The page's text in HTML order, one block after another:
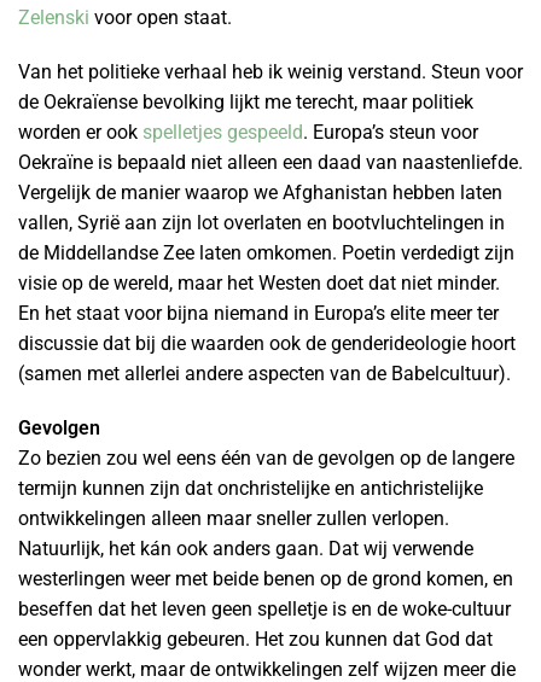
Zelenski voor open staat.
Van het politieke verhaal heb ik weinig verstand. Steun voor
de Oekraïense bevolking lijkt me terecht, maar politiek
worden er ook spelletjes gespeeld. Europa’s steun voor
Oekraïne is bepaald niet alleen een daad van naastenliefde.
Vergelijk de manier waarop we Afghanistan hebben laten
vallen, Syrië aan zijn lot overlaten en bootvluchtelingen in
de Middellandse Zee laten omkomen. Poetin verdedigt zijn
visie op de wereld, maar het Westen doet dat niet minder.
En het staat voor bijna niemand in Europa’s elite meer ter
discussie dat bij die waarden ook de genderideologie hoort
(samen met allerlei andere aspecten van de Babelcultuur).
Gevolgen
Zo bezien zou wel eens één van de gevolgen op de langere
termijn kunnen zijn dat onchristelijke en antichristelijke
ontwikkelingen alleen maar sneller zullen verlopen.
Natuurlijk, het kán ook anders gaan. Dat wij verwende
westerlingen weer met beide benen op de grond komen, en
beseffen dat het leven geen spelletje is en de woke-cultuur
een oppervlakkig gebeuren. Het zou kunnen dat God dat
wonder werkt, maar de ontwikkelingen zelf wijzen meer die